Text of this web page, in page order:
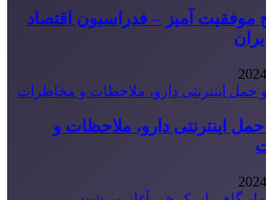
موفقیت آمیز – فدراسیون اقتصاد
اینترنتی دارو، ملاحظات و